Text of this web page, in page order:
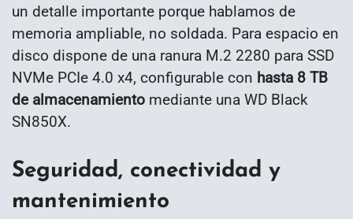
un detalle importante porque hablamos de
memoria ampliable, no soldada. Para espacio en
disco dispone de una ranura M.2 2280 para SSD
NVMe PCIe 4.0 x4, configurable con hasta 8 TB
de almacenamiento mediante una WD Black
SN850X.
Seguridad, conectividad y
mantenimiento